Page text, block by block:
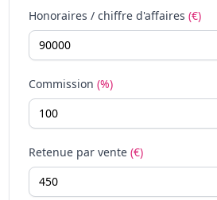
Honoraires / chiffre d'affaires (€)
Commission (%)
Retenue par vente (€)